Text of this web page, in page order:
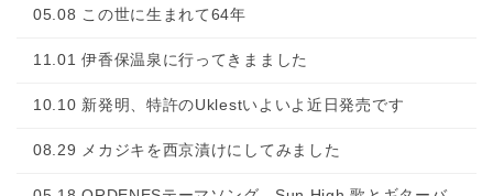
05.08 この世に生まれて64年
11.01 伊香保温泉に行ってきまました
10.10 新発明、特許のUklestいよいよ近日発売です
08.29 メカジキを西京漬けにしてみました